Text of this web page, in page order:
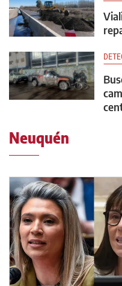
Neuquén